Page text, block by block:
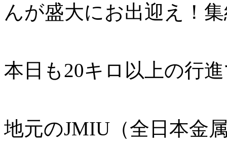
んが盛大にお出迎え！
本日も20キロ以上の行
地元のJMIU（全日本金